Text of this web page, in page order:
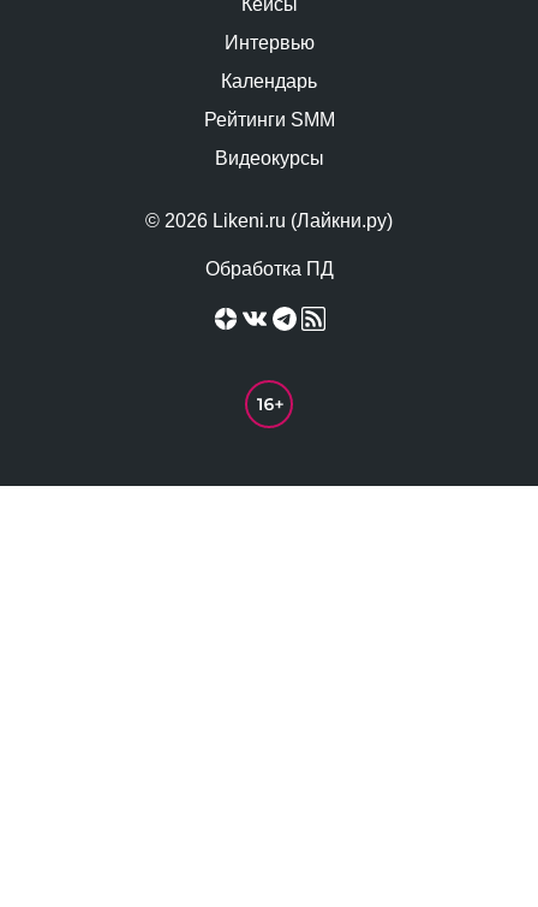
© 2026 Likeni.ru (Лайкни.ру)
Обработка ПД
Кейсы
Интервью
Календарь
Рейтинги SMM
Видеокурсы